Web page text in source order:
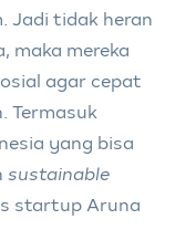
Jadi tidak heran
maka mereka
agar cepat
Termasuk
yang bisa
sustainable
startup Aruna